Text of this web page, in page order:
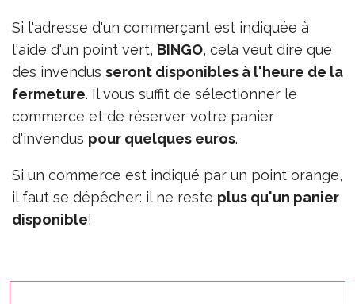
Si l'adresse d'un commerçant est indiquée à
l'aide d'un point vert, BINGO, cela veut dire que
des invendus seront disponibles à l'heure de la
fermeture. Il vous suffit de sélectionner le
commerce et de réserver votre panier
d'invendus pour quelques euros.
Si un commerce est indiqué par un point orange,
il faut se dépêcher: il ne reste plus qu'un panier
disponible!